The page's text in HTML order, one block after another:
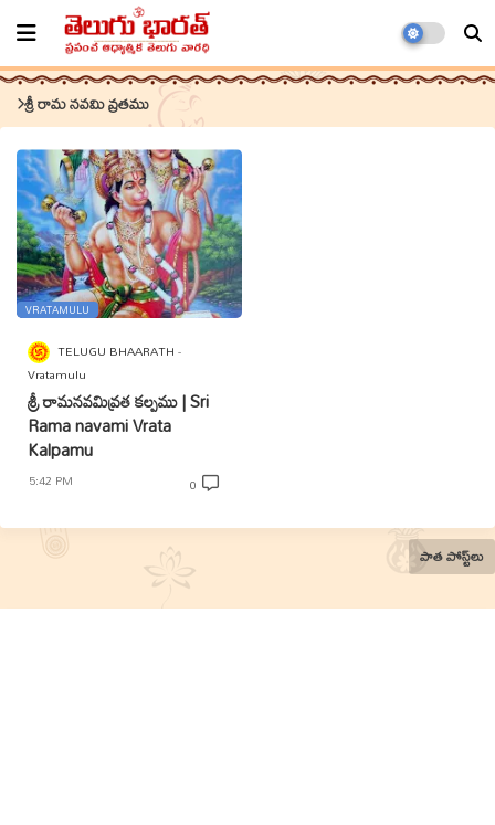
శ్రీ రామ నవమి వ్రతము
VRATAMULU
TELUGU BHAARATH
Vratamulu
శ్రీ రామనవమివ్రత కల్పము | Sri
Rama navami Vrata
Kalpamu
5:42 PM 0
పాత పోస్ట్‌లు